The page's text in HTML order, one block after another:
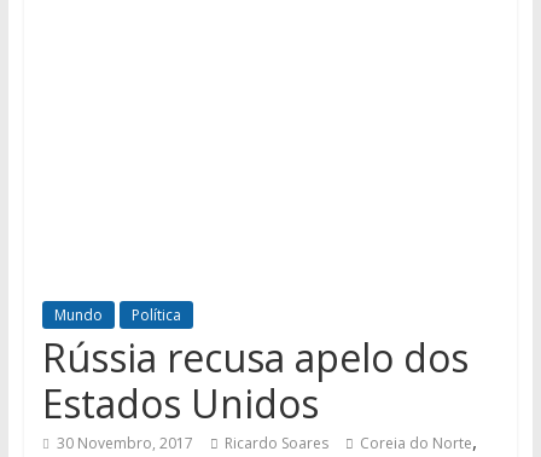
Mundo Política
Rússia recusa apelo dos
Estados Unidos
30 Novembro, 2017 Ricardo Soares Coreia do Norte,